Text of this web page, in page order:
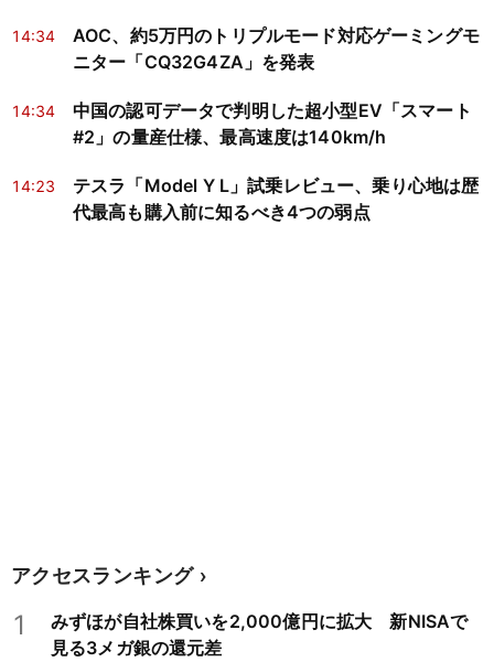
14:34
AOC、約5万円のトリプルモード対応ゲーミングモ
ニター「CQ32G4ZA」を発表
14:34
中国の認可データで判明した超小型EV「スマート
#2」の量産仕様、最高速度は140km/h
14:23
テスラ「Model Y L」試乗レビュー、乗り心地は歴
代最高も購入前に知るべき4つの弱点
アクセスランキング
1
みずほが自社株買いを2,000億円に拡大 新NISAで
見る3メガ銀の還元差